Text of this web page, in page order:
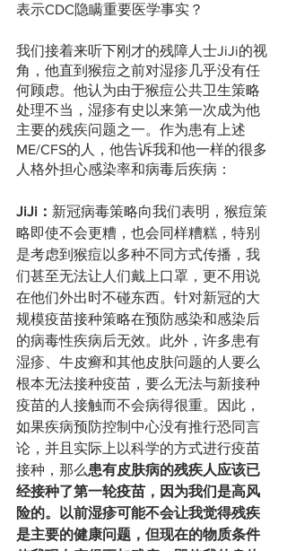
表示CDC隐瞒重要医学事实？
我们接着来听下刚才的残障人士JiJi的视
角，他直到猴痘之前对湿疹几乎没有任
何顾虑。他认为由于猴痘公共卫生策略
处理不当，湿疹有史以来第一次成为他
主要的残疾问题之一。作为患有上述
ME/CFS的人，他告诉我和他一样的很多
人格外担心感染率和病毒后疾病：
JiJi： 新冠病毒策略向我们表明，猴痘策
略即使不会更糟，也会同样糟糕，特别
是考虑到猴痘以多种不同方式传播，我
们甚至无法让人们戴上口罩，更不用说
在他们外出时不碰东西。针对新冠的大
规模疫苗接种策略在预防感染和感染后
的病毒性疾病后无效。此外，许多患有
湿疹、牛皮癣和其他皮肤问题的人要么
根本无法接种疫苗，要么无法与新接种
疫苗的人接触而不会病得很重。因此，
如果疾病预防控制中心没有推行恐同言
论，并且实际上以科学的方式进行疫苗
接种，那么患有皮肤病的残疾人应该已
经接种了第一轮疫苗，因为我们是高风
险的。以前湿疹可能不会让我觉得残疾
是主要的健康问题，但现在的物质条件